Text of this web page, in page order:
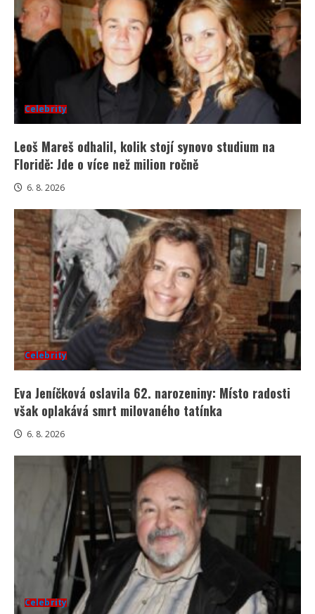
Celebrity
Leoš Mareš odhalil, kolik stojí synovo studium na
Floridě: Jde o více než milion ročně
6. 8. 2026
Celebrity
Eva Jeníčková oslavila 62. narozeniny: Místo radosti
však oplakává smrt milovaného tatínka
6. 8. 2026
Celebrity